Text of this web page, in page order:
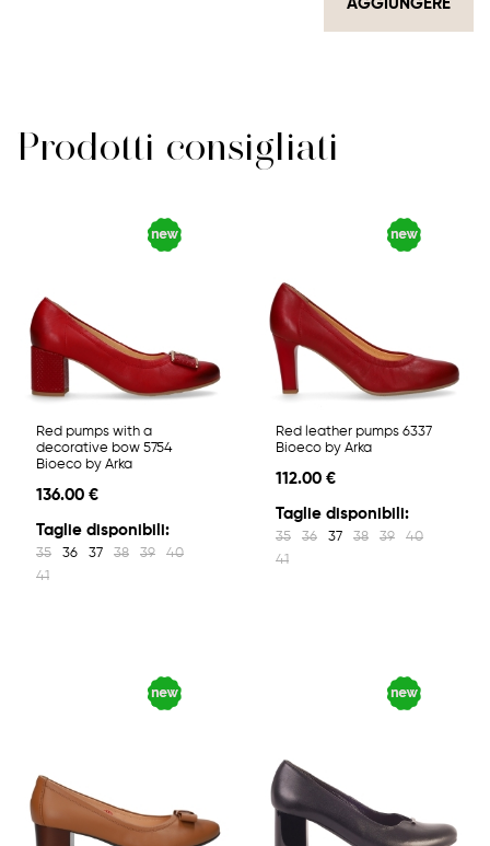
AGGIUNGERE
Prodotti consigliati
Red pumps with a
decorative bow 5754
Bioeco by Arka
136.00 €
Taglie disponibili:
35 36 37 38 39
40
41
Red leather pumps 6337
Bioeco by Arka
112.00 €
Taglie disponibili:
35 36 37 38 39
40
41